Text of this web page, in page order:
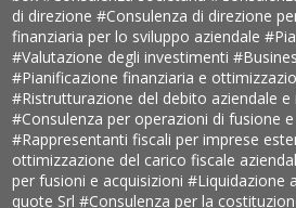
di direzione#Consulenza di direzione
finanziaria per lo sviluppo aziendale
#Valutazione degli investimenti
#Pianificazione finanziaria e
#Ristrutturazione del debito aziendale
#Consulenza per operazioni di fusione
#Rappresentanti fiscali per imprese
ottimizzazione del carico fiscale
per fusioni e acquisizioni#Liquidazione
quote Srl#Consulenza per la